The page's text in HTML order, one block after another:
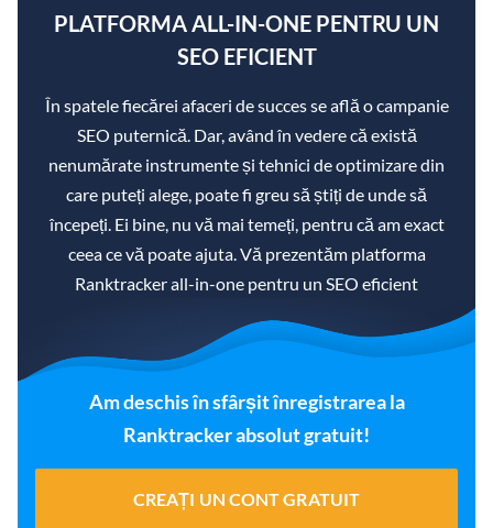
PLATFORMA ALL-IN-ONE PENTRU UN
SEO EFICIENT
În spatele fiecărei afaceri de succes se află o campanie
SEO puternică. Dar, având în vedere că există
nenumărate instrumente și tehnici de optimizare din
care puteți alege, poate fi greu să știți de unde să
începeți. Ei bine, nu vă mai temeți, pentru că am exact
ceea ce vă poate ajuta. Vă prezentăm platforma
Ranktracker all-in-one pentru un SEO eficient
Am deschis în sfârșit înregistrarea la
Ranktracker absolut gratuit!
CREAȚI UN CONT GRATUIT